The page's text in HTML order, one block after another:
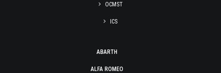
OCMST
ICS
ABARTH
ALFA ROMEO